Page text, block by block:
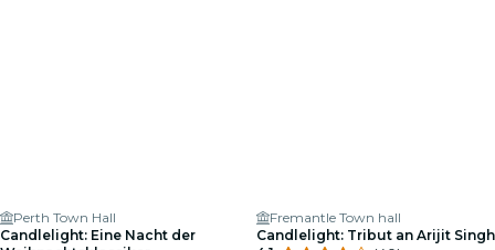
Perth Town Hall
Candlelight: Eine Nacht der
Fremantle Town hall
Candlelight: Tribut an Arijit Singh